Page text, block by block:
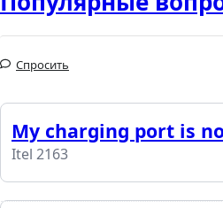
Спросить
My charging port is
Itel 2163